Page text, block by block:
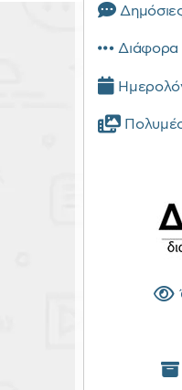
Διάφορα